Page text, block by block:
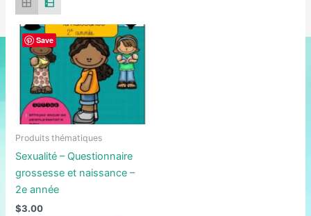
Save
Produits thématiques
Sexualité – Questionnaire
grossesse et naissance –
2e année
$3.00